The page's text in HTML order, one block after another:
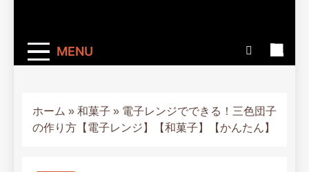
MENU
ホーム » 和菓子 » 電子レンジでできる！三色団子
の作り方【電子レンジ】【和菓子】【かんたん】